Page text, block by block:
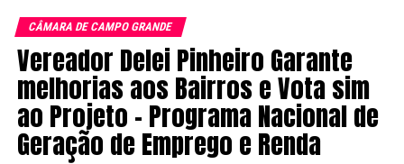
CÂMARA DE CAMPO GRANDE
Vereador Delei Pinheiro Garante
melhorias aos Bairros e Vota sim
ao Projeto – Programa Nacional de
Geração de Emprego e Renda